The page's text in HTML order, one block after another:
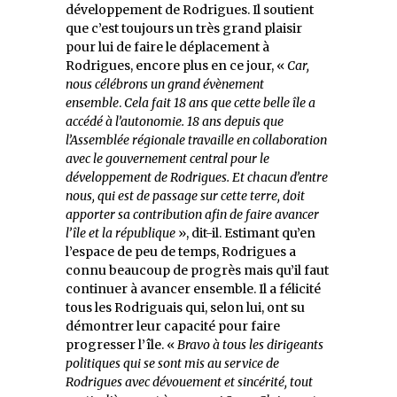
développement de Rodrigues. Il soutient
que c’est toujours un très grand plaisir
pour lui de faire le déplacement à
Rodrigues, encore plus en ce jour, «Car,
nous célébrons un grand évènement
ensemble.Cela fait 18 ans que cette belle île a
accédé à l’autonomie. 18 ans depuis que
l’Assemblée régionale travaille en collaboration
avec le gouvernement central pour le
développement de Rodrigues. Et chacun d’entre
nous, qui est de passage sur cette terre, doit
apporter sa contribution afin de faire avancer
l’île et la république », dit-il. Estimant qu’en
l’espace de peu de temps, Rodrigues a
connu beaucoup de progrès mais qu’il faut
continuer à avancer ensemble. Il a félicité
tous les Rodriguais qui, selon lui, ont su
démontrer leur capacité pour faire
progresser l’île. «Bravo à tous les dirigeants
politiques qui se sont mis au service de
Rodrigues avec dévouement et sincérité, tout